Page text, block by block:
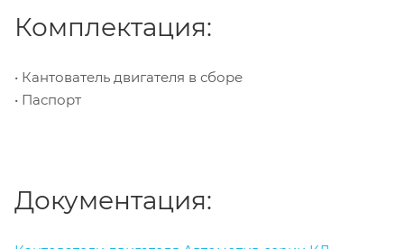
Комплектация:
• Кантователь двигателя в сборе
• Паспорт
Документация: